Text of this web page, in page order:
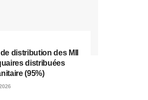
distribution des MII
distribuées
(95%)